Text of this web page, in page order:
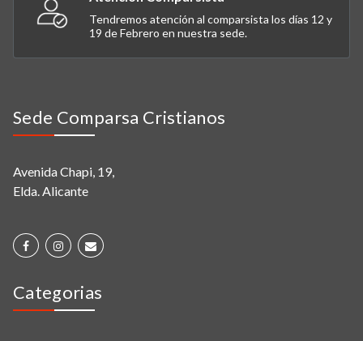
Tendremos atención al comparsista los días 12 y
19 de Febrero en nuestra sede.
Sede Comparsa Cristianos
Avenida Chapi, 19,
Elda. Alicante
Categorias